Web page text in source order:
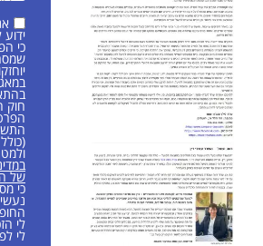
ידוע
כי
חוק
של
כי
לי
לי